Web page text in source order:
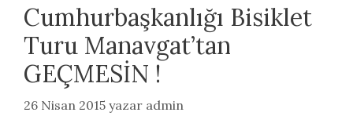
Cumhurbaşkanlığı Bisiklet
Turu Manavgat’tan
GEÇMESİN !
26 Nisan 2015 yazar admin